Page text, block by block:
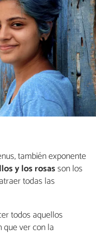
también exponente
y los rosasson los
todas las
todos aquellos
ver con la